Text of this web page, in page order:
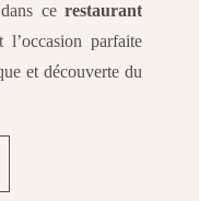
ce restaurant
l’occasion parfaite
et découverte du